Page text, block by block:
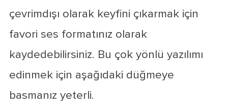
çevrimdışı olarak keyfini çıkarmak için
favori ses formatınız olarak
kaydedebilirsiniz. Bu çok yönlü yazılımı
edinmek için aşağıdaki düğmeye
basmanız yeterli.
